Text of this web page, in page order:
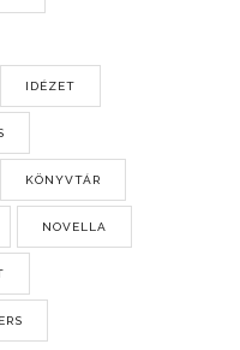
IDÉZET
KÖNYVTÁR
NOVELLA